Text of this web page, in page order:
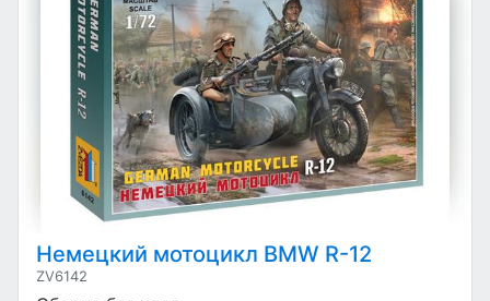
Немецкий мотоцикл BMW R-12
ZV6142